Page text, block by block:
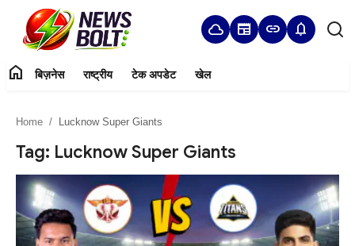
cloud newspaper link notifications
बिज़नेस
राष्ट्रीय
home बिज़नेस राष्ट्रीय टेक अपडेट खेल
Home Lucknow Super Giants
Tag: Lucknow Super Giants